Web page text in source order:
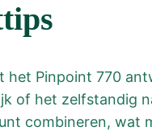
het Pinpoint 770
of het zelfstandig
combineren, wat